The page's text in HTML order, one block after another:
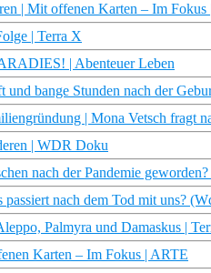
| Mit offenen Karten – Im Fokus
| Terra X
| Abenteuer Leben
und bange Stunden nach der
| Mona Vetsch fragt
| WDR Doku
nach der Pandemie
nach dem Tod mit uns?
Palmyra und Damaskus |
Karten – Im Fokus | ARTE